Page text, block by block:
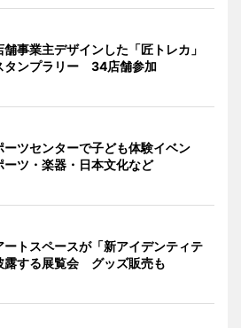
事業主デザインした「匠トレカ」
タンプラリー 34店舗参加
ーツセンターで子ども体験イベン
ツ・楽器・日本文化など
ートスペースが「新アイデンティテ
露する展覧会 グッズ販売も